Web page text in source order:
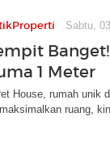
Sabtu,
1 Meter
House, rumah unik
ruang,